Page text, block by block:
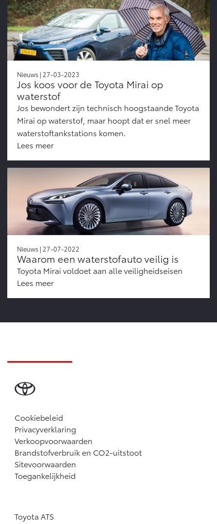
Nieuws | 27-03-2023
Jos koos voor de Toyota Mirai op
waterstof
Jos bewondert zijn technisch hoogstaande Toyota
Mirai op waterstof, maar hoopt dat er snel meer
waterstoftankstations komen.
Lees meer
Nieuws | 27-07-2022
Waarom een waterstofauto veilig is
Toyota Mirai voldoet aan alle veiligheidseisen
Lees meer
Cookiebeleid
Privacyverklaring
Verkoopvoorwaarden
Brandstofverbruik en CO2-uitstoot
Sitevoorwaarden
Toegankelijkheid
Toyota ATS